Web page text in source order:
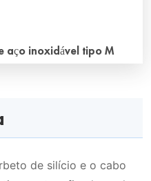
aço inoxidável tipo M
inoxidável tipo M são
aquecimento de carbeto
de alta qualidade. O
aço inoxidável é usado
de SiC. Os acessórios
de silício e o cabo